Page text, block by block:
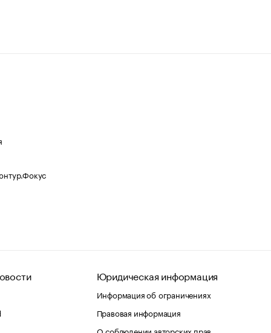
Юридическая информация
Информация об ограничениях
Правовая информация
О соблюдении авторских прав